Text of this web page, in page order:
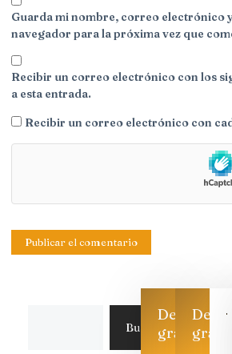
Guarda mi nombre, correo electrónico
navegador para la próxima vez que
Recibir un correo electrónico con los
a esta entrada.
Recibir un correo electrónico con
Buscar
Descarga
gratisgratis